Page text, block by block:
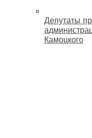
Депутаты
Камоцкого